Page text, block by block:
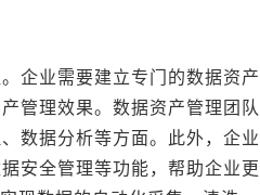
企业需要建立专门的数据资产
管理效果。数据资产管理团队
数据分析等方面。此外，企业
安全管理等功能，帮助企业更